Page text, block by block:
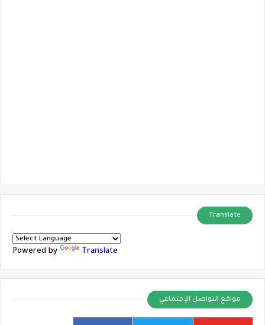
Translate
Powered by Translate
مواقع التواصل الإجتماعي